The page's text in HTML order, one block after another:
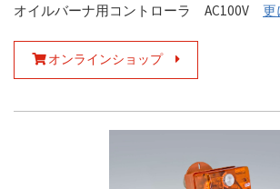
オイルバーナ用コントローラ AC100V 更
オンラインショップ